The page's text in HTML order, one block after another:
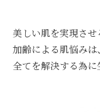
美しい肌を実現させ
加齢による肌悩みは
全てを解決する為に